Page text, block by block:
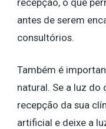
recepção, o que
antes de serem
consultórios.
Também é
natural. Se a luz do
recepção da sua
artificial e deixe a